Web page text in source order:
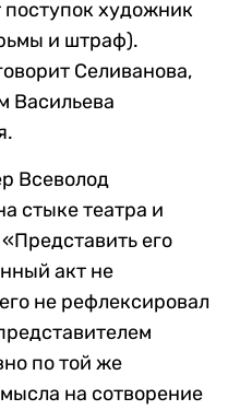
поступок художник
и штраф).
Селиванова,
Васильева
Всеволод
стыке театра и
его
акт не
не рефлексировал
по той же
на сотворение